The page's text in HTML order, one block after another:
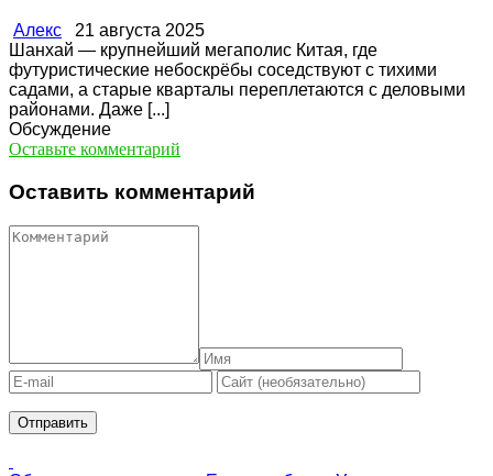
Алекс 21 августа 2025
Шанхай — крупнейший мегаполис Китая, где
футуристические небоскрёбы соседствуют с тихими
садами, а старые кварталы переплетаются с деловыми
районами. Даже [...]
Обсуждение
Оставьте комментарий
Оставить комментарий